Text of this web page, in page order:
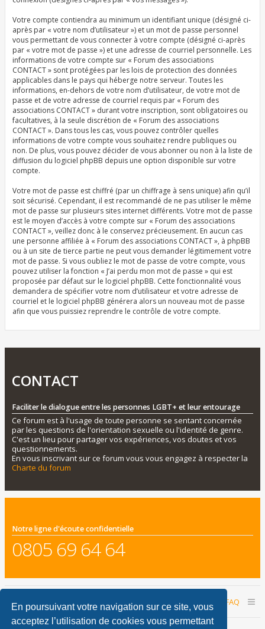
En poursuivant votre navigation sur ce site, vous
acceptez l’utilisation de cookies vous permettant
Votre compte contiendra au minimum un identifiant unique (désigné ci-
après par « votre nom d’utilisateur ») et un mot de passe personnel
vous permettant de vous connecter à votre compte (désigné ci-après
par « votre mot de passe ») et une adresse de courriel personnelle. Les
informations de votre compte sur « Forum des associations
CONTACT » sont protégées par les lois de protection des données
applicables dans le pays qui héberge notre serveur. Toutes les
informations, en-dehors de votre nom d’utilisateur, de votre mot de
passe et de votre adresse de courriel requis par « Forum des
associations CONTACT » durant votre inscription, sont obligatoires ou
facultatives, à la seule discrétion de « Forum des associations
CONTACT ». Dans tous les cas, vous pouvez contrôler quelles
informations de votre compte vous souhaitez rendre publiques ou
non. De plus, vous pouvez décider de vous abonner ou non à la liste de
diffusion du logiciel phpBB depuis une option disponible sur votre
compte.
Votre mot de passe est chiffré (par un chiffrage à sens unique) afin qu’il
soit sécurisé. Cependant, il est recommandé de ne pas utiliser le même
mot de passe sur plusieurs sites internet différents. Votre mot de passe
est le moyen d’accès à votre compte sur « Forum des associations
CONTACT », veillez donc à le conservez précieusement. En aucun cas
une personne affiliée à « Forum des associations CONTACT », à phpBB
ou à un site de tierce partie ne peut vous demander légitimement votre
mot de passe. Si vous oubliez le mot de passe de votre compte, vous
pouvez utiliser la fonction « J’ai perdu mon mot de passe » qui est
proposée par défaut sur le logiciel phpBB. Cette fonctionnalité vous
demandera de spécifier votre nom d’utilisateur et votre adresse de
courriel et le logiciel phpBB générera alors un nouveau mot de passe
afin que vous puissiez reprendre le contrôle de votre compte.
CONTACT
Faciliter le dialogue entre les personnes LGBT+ et leur entourage
Ce forum est à l'usage de toute personne se sentant concernée
par les questions de l'orientation sexuelle ou l'identité de genre.
C'est un lieu pour partager vos expériences, vos doutes et vos
questionnements.
En vous inscrivant sur ce forum vous vous engagez à respecter la
Charte du forum
Notre ligne d'écoute confidentielle
0805 69 64 64
Accueil du forum FAQ
Nous contacter